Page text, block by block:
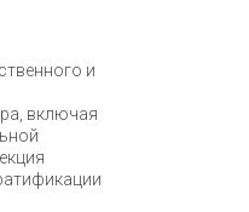
и
включая